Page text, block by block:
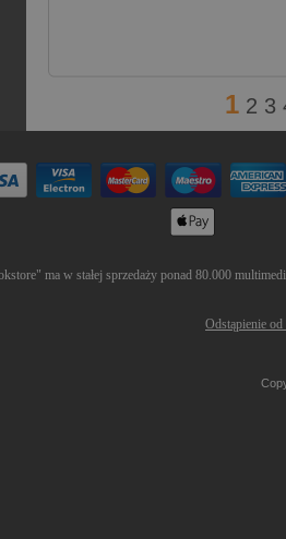
1 2 3
ma w stałej sprzedaży ponad 80.000
Odstąpienie